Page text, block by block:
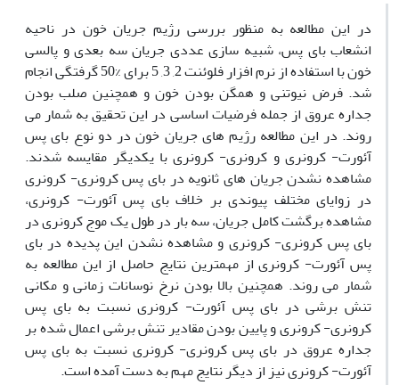
در این مطالعه به منظور بررسی رژیم جریان خون در ناحیه
انشعاب بای پس، شبیه سازی عددی جریان سه بعدی و پالسی
خون با استفاده از نرم افزار فلوئنت 2, 3, 5 برای %50 گرفتگی انجام
شد. فرض نیوتنی و همگن بودن خون و همچنین صلب بودن
جداره عروق از جمله فرضیات اساسی در این تحقیق به شمار می
روند. در این مطالعه رژیم های جریان خون در دو نوع بای پس
آئورت- کرونری و کرونری- کرونری با یکدیگر مقایسه شدند.
مشاهده نشدن جریان های ثانویه در بای پس کرونری- کرونری
در زوایای مختلف پیوندی بر خلاف بای پس آئورت- کرونری،
مشاهده برگشت کامل جریان، سه بار در طول یک موج کرونری در
بای پس کرونری- کرونری و مشاهده نشدن این پدیده در بای
پس آئورت- کرونری از مهمترین نتایج حاصل از این مطالعه به
شمار می روند. همچنین بالا بودن نرخ نوسانات زمانی و مکانی
تنش برشی در بای پس آئورت- کرونری نسبت به بای پس
کرونری- کرونری و پایین بودن مقادیر تنش برشی اعمال شده بر
جداره عروق در بای پس کرونری- کرونری نسبت به بای پس
آئورت- کرونری نیز از دیگر نتایج مهم به دست آمده است.